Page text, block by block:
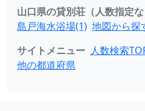
山口県の貸別荘（人数指定な
島戸海水浴場(1) 地図から探
サイトメニュー 人数検索
他の都道府県